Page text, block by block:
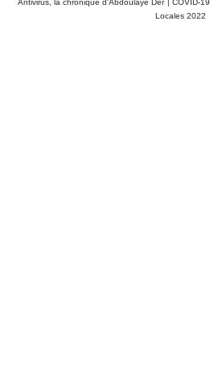
Antivirus, la chronique d'Abdoulaye Der COVID-19
Locales 2022